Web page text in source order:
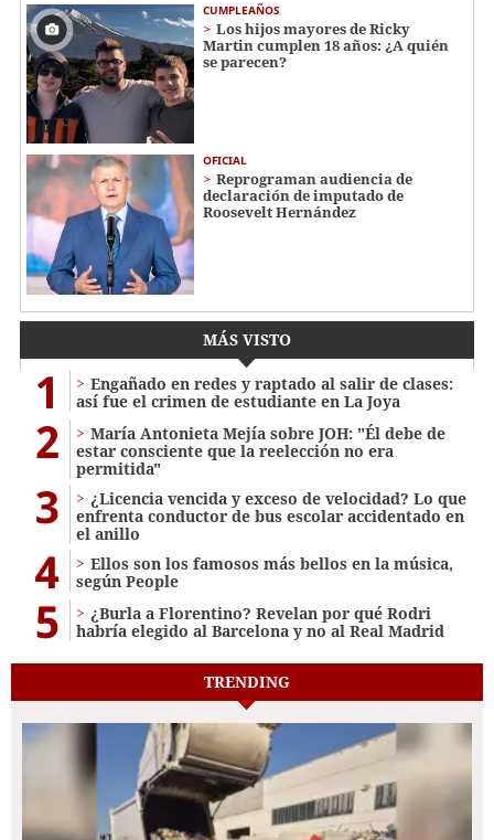
CUMPLEAÑOS
Los hijos mayores de Ricky
Martin cumplen 18 años: ¿A quién
se parecen?
OFICIAL
Reprograman audiencia de
declaración de imputado de
Roosevelt Hernández
MÁS VISTO
1
Engañado en redes y raptado al salir de clases:
así fue el crimen de estudiante en La Joya
2
María Antonieta Mejía sobre JOH: "Él debe de
estar consciente que la reelección no era
permitida"
3
¿Licencia vencida y exceso de velocidad? Lo que
enfrenta conductor de bus escolar accidentado en
el anillo
4
Ellos son los famosos más bellos en la música,
según People
5
¿Burla a Florentino? Revelan por qué Rodri
habría elegido al Barcelona y no al Real Madrid
TRENDING